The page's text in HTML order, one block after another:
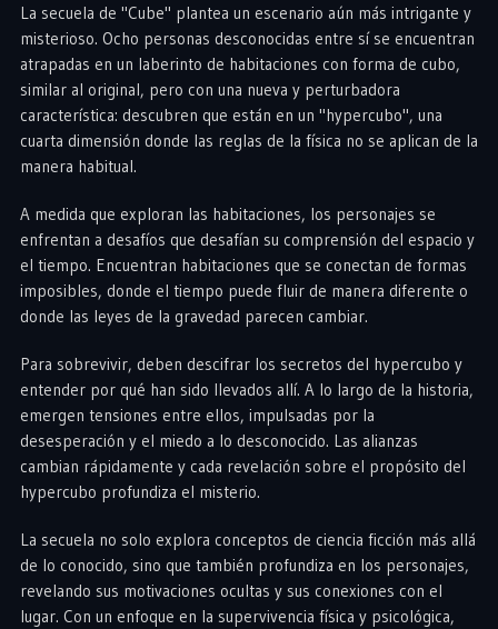
La secuela de "Cube" plantea un escenario aún más intrigante y
misterioso. Ocho personas desconocidas entre sí se encuentran
atrapadas en un laberinto de habitaciones con forma de cubo,
similar al original, pero con una nueva y perturbadora
característica: descubren que están en un "hypercubo", una
cuarta dimensión donde las reglas de la física no se aplican de la
manera habitual.
A medida que exploran las habitaciones, los personajes se
enfrentan a desafíos que desafían su comprensión del espacio y
el tiempo. Encuentran habitaciones que se conectan de formas
imposibles, donde el tiempo puede fluir de manera diferente o
donde las leyes de la gravedad parecen cambiar.
Para sobrevivir, deben descifrar los secretos del hypercubo y
entender por qué han sido llevados allí. A lo largo de la historia,
emergen tensiones entre ellos, impulsadas por la
desesperación y el miedo a lo desconocido. Las alianzas
cambian rápidamente y cada revelación sobre el propósito del
hypercubo profundiza el misterio.
La secuela no solo explora conceptos de ciencia ficción más allá
de lo conocido, sino que también profundiza en los personajes,
revelando sus motivaciones ocultas y sus conexiones con el
lugar. Con un enfoque en la supervivencia física y psicológica,